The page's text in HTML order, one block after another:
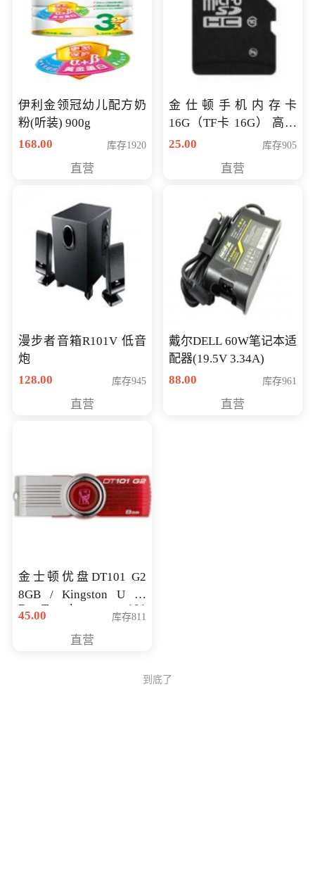
伊利金领冠幼儿配方奶
粉(听装) 900g
168.00
库存1920
直营
金仕顿手机内存卡
16G（TF卡 16G） 高速
卡 CLASS 10
25.00 库存905
直营
漫步者音箱R101V 低音
炮
128.00
库存945
直营
戴尔DELL 60W笔记本适
配器(19.5V 3.34A)
88.00
库存961
直营
金士顿优盘DT101 G2
8GB / Kingston U 盘
DataTraveler 101
Generati
45.00 库存811
直营
到底了